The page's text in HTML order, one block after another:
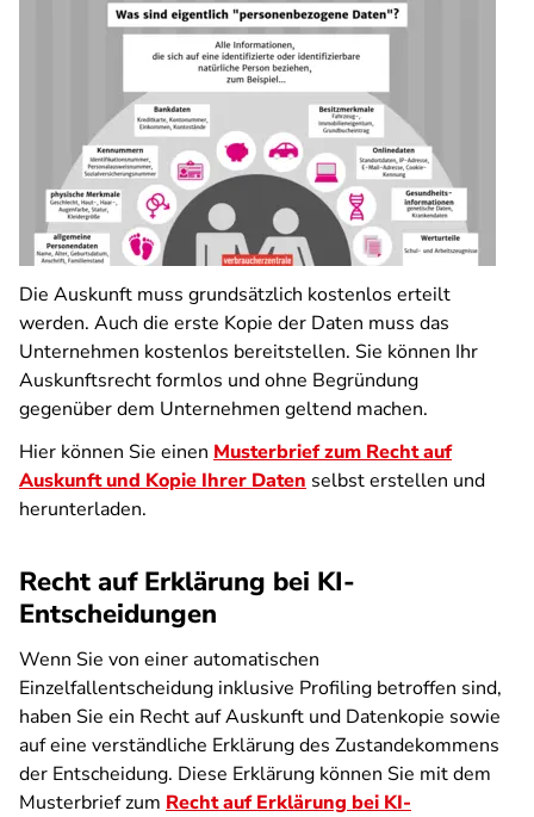
Die Auskunft muss grundsätzlich kostenlos erteilt
werden. Auch die erste Kopie der Daten muss das
Unternehmen kostenlos bereitstellen. Sie können Ihr
Auskunftsrecht formlos und ohne Begründung
gegenüber dem Unternehmen geltend machen.
Hier können Sie einen Musterbrief zum Recht auf
Auskunft und Kopie Ihrer Daten selbst erstellen und
herunterladen.
Recht auf Erklärung bei KI-
Entscheidungen
Wenn Sie von einer automatischen
Einzelfallentscheidung inklusive Profiling betroffen sind,
haben Sie ein Recht auf Auskunft und Datenkopie sowie
auf eine verständliche Erklärung des Zustandekommens
der Entscheidung. Diese Erklärung können Sie mit dem
Musterbrief zum Recht auf Erklärung bei KI-